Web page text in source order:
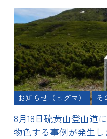
お知らせ（ヒグマ） そ
8月18日硫黄山登山道
物色する事例が発生し